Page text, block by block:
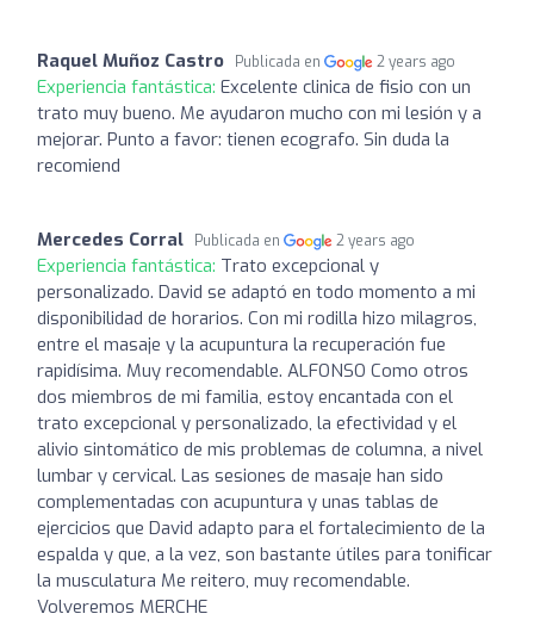
Raquel Muñoz Castro Publicada en 2 years ago
Experiencia fantástica: Excelente clinica de fisio con un
trato muy bueno. Me ayudaron mucho con mi lesión y a
mejorar. Punto a favor: tienen ecografo. Sin duda la
recomiend
Mercedes Corral Publicada en 2 years ago
Experiencia fantástica: Trato excepcional y
personalizado. David se adaptó en todo momento a mi
disponibilidad de horarios. Con mi rodilla hizo milagros,
entre el masaje y la acupuntura la recuperación fue
rapidísima. Muy recomendable. ALFONSO Como otros
dos miembros de mi familia, estoy encantada con el
trato excepcional y personalizado, la efectividad y el
alivio sintomático de mis problemas de columna, a nivel
lumbar y cervical. Las sesiones de masaje han sido
complementadas con acupuntura y unas tablas de
ejercicios que David adapto para el fortalecimiento de la
espalda y que, a la vez, son bastante útiles para tonificar
la musculatura Me reitero, muy recomendable.
Volveremos MERCHE